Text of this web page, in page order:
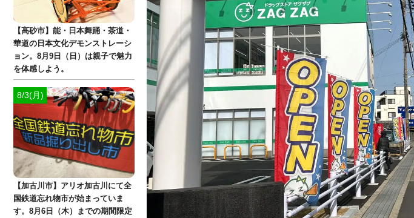
【高砂市】能・日本舞踊・茶道・
華道の日本文化デモンストレーシ
ョン。8月9日（日）は親子で魅力
を体感しよう。
8/3(月)
【加古川市】アリオ加古川にて全
国鉄道忘れ物市が始まっていま
す。8月6日（木）までの期間限定